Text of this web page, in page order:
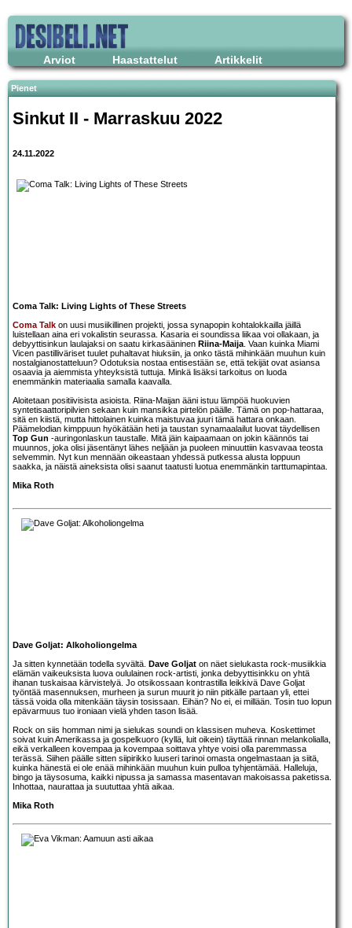
Arviot Haastattelut Artikkelit
Pienet
Sinkut II - Marraskuu 2022
24.11.2022
Coma Talk: Living Lights of These Streets
Coma Talk on uusi musiikillinen projekti, jossa synapopin kohtalokkailla jäillä
luistellaan aina eri vokalistin seurassa. Kasaria ei soundissa liikaa voi ollakaan, ja
debyyttisinkun laulajaksi on saatu kirkasääninen Riina-Maija. Vaan kuinka Miami
Vicen pastilliväriset tuulet puhaltavat hiuksiin, ja onko tästä mihinkään muuhun kuin
nostalgianostatteluun? Odotuksia nostaa entisestään se, että tekijät ovat asiansa
osaavia ja aiemmista yhteyksistä tuttuja. Minkä lisäksi tarkoitus on luoda
enemmänkin materiaalia samalla kaavalla.
Aloitetaan positiivisista asioista. Riina-Maijan ääni istuu lämpöä huokuvien
syntetisaattoripilvien sekaan kuin mansikka pirtelön päälle. Tämä on pop-hattaraa,
sitä en kiistä, mutta hittolainen kuinka maistuvaa juuri tämä hattara onkaan.
Päämelodian kimppuun hyökätään heti ja taustan synamaalailut luovat täydellisen
Top Gun -auringonlaskun taustalle. Mitä jäin kaipaamaan on jokin käännös tai
muunnos, joka olisi jäsentänyt lähes neljään ja puoleen minuuttiin kasvavaa teosta
selvemmin. Nyt kun mennään oikeastaan yhdessä putkessa alusta loppuun
saakka, ja näistä aineksista olisi saanut taatusti luotua enemmänkin tarttumapintaa.
Mika Roth
Dave Goljat: Alkoholiongelma
Ja sitten kynnetään todella syvältä. Dave Goljat on näet sielukasta rock-musiikkia
elämän vaikeuksista luova oululainen rock-artisti, jonka debyyttisinkku on yhtä
ihanan tuskaisaa kärvistelyä. Jo otsikossaan kontrastilla leikkivä Dave Goljat
työntää masennuksen, murheen ja surun muurit jo niin pitkälle partaan yli, ettei
tässä voida olla mitenkään täysin tosissaan. Eihän? No ei, ei millään. Tosin tuo lopun
epävarmuus tuo ironiaan vielä yhden tason lisää.
Rock on siis homman nimi ja sielukas soundi on klassisen muheva. Koskettimet
soivat kuin Amerikassa ja gospelkuoro (kyllä, luit oikein) täyttää rinnan melankolialla,
eikä verkalleen kovempaa ja kovempaa soittava yhtye voisi olla paremmassa
terässä. Siihen päälle sitten siipirikko luuseri tarinoi omasta ongelmastaan ja siitä,
kuinka hänestä ei ole enää mihinkään muuhun kuin pulloa tyhjentämää. Halleluja,
bingo ja täysosuma, kaikki nipussa ja samassa masentavan makoisassa paketissa.
Inhottaa, naurattaa ja suututtaa yhtä aikaa.
Mika Roth